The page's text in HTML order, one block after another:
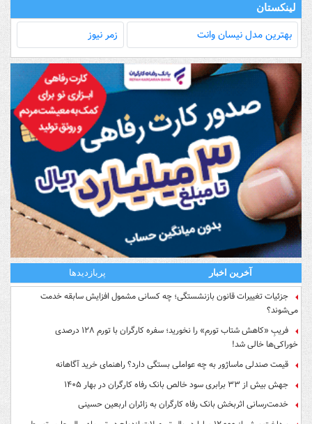
لینکستان
بهترین مدل‌ نیسان وانت زمر نیوز
آخرین اخبار پربازدیدها
جزئیات تغییرات قانون بازنشستگی؛ چه کسانی مشمول افزایش سابقه خدمت
می‌شوند؟
فریبِ «کاهش شتاب تورم» را نخورید؛ سفره کارگران با تورم ۱۲۸ درصدی
خوراکی‌ها خالی شد!
قیمت صندلی ماساژور به چه عواملی بستگی دارد؟ راهنمای خرید آگاهانه
جهش بیش از ۳۳ برابری سود خالص بانک رفاه کارگران در بهار ۱۴۰۵
خدمت‌رسانی اثربخش بانک رفاه کارگران به زائران اربعین حسینی